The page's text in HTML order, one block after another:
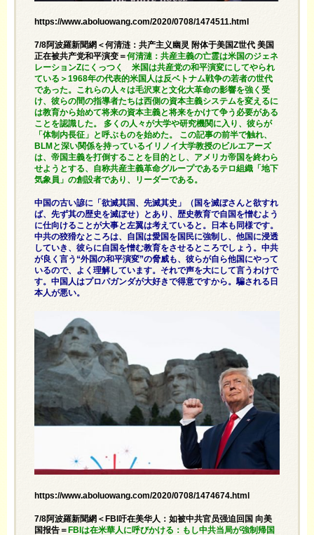
https://www.aboluowang.com/2020/0708/1474511.html
7/8阿波羅新聞網＜何清涟：共产主义幽灵 附体于美国Z世代 美国
正在被共产党和平演变＝何清漣：共産主義の亡霊は米国のジェネ
レーションZにくっつく 米国は共産党の和平演変にしてやられ
ている＞1968年の代表的米国人は反ベトナム戦争の若者の世代
であった。これらの人々は毛沢東と文化大革命の影響を強く受
け、彼らの間の指導者たちは西側の資本主義システムを変えるに
は教育から始めて将来の資本主義と将来をかけて争う必要がある
ことを認識した。 多くの人々が大学や研究機関に入り、彼らが
「体制内長征」と呼ぶものを始めた。 この記事の前半で触れ、
BLMと深い関係を持っているイリノイ大学教授のビルエアーズ
は、帝国主義を打倒することを目的とし、アメリカ帝国を終わら
せようとする、自称共産主義革命グループであるテロ組織「地下
気象員」の創設者であり、リーダーである。
中国の古い諺に「欲滅其国、先滅其史」（国を滅ぼさんと欲すれ
ば、先ず其の歴史を滅ぼせ）とあり、歴史教育で自国を憎むよう
に仕向けることが大事と左翼は考えていると。日本も同様です。
中共の狡猾なところは、自国は愛国を国民に強制し、他国に浸透
していき、彼らに自国を憎む教育をさせるところでしょう。中共
が良く言う“外国の和平演変”の脅威も、彼らが自ら他国にやって
いるので、よく理解しています。それで声を大にして言うわけで
す。中国人はプロパガンダが大好きで得意ですから。騙される日
本人が悪い。
https://www.aboluowang.com/2020/0708/1474674.html
7/8阿波羅新聞網＜FBI吁在美华人：如被中共官员强迫回国 向美
国报告＝ FBIは在米華人に呼びかける：もし中共当局が強制帰国